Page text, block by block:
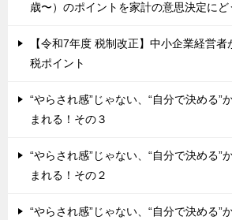
歳〜）のポイントを家計の意思決定にど
【令和7年度 税制改正】中小企業経営
税ポイント
“やらされ感”じゃない、“自分で決める”
まれる！その３
“やらされ感”じゃない、“自分で決める”
まれる！その２
“やらされ感”じゃない、“自分で決める”